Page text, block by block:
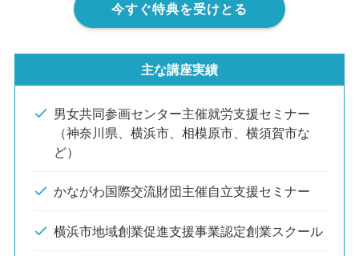
今すぐ特典を受けとる
主な講座実績
男女共同参画センター主催就労支援セミナー
（神奈川県、横浜市、相模原市、横須賀市な
ど）
かながわ国際交流財団主催自立支援セミナー
横浜市地域創業促進支援事業認定創業スクール